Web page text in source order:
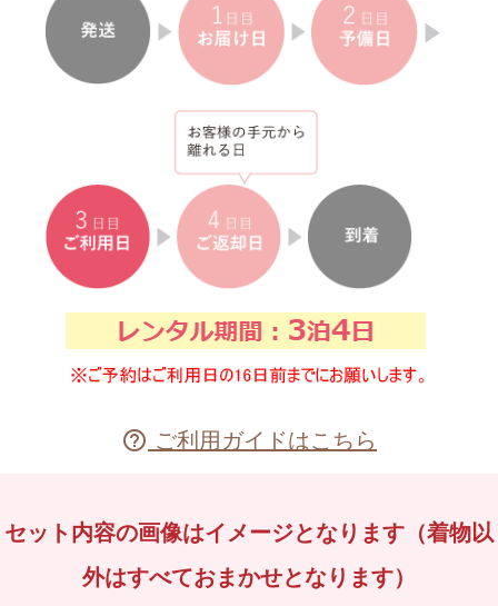
 ご利用ガイドはこちら
セット内容の画像はイメージとなります（着物以
外はすべておまかせとなります）